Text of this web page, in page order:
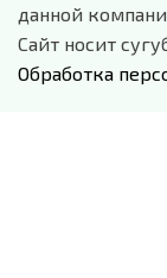
данной
Сайт носит
Обработка